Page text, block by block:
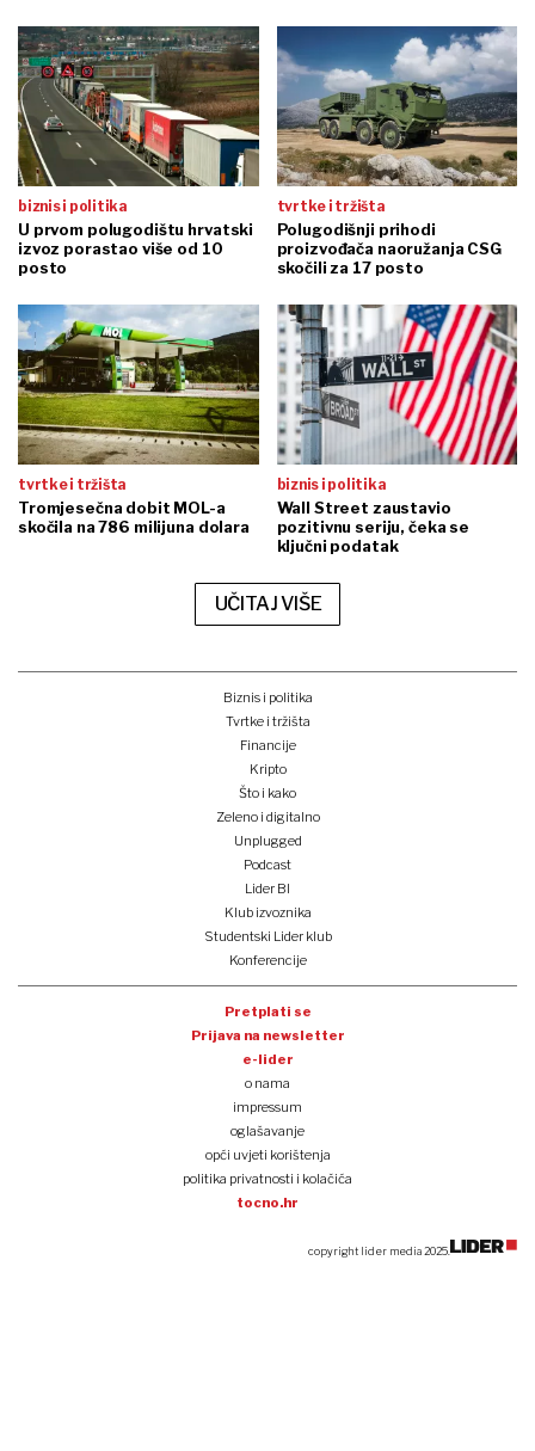
biznis i politika
U prvom polugodištu hrvatski
izvoz porastao više od 10
posto
tvrtke i tržišta
Polugodišnji prihodi
proizvođača naoružanja CSG
skočili za 17 posto
tvrtke i tržišta
Tromjesečna dobit MOL-a
skočila na 786 milijuna dolara
biznis i politika
Wall Street zaustavio
pozitivnu seriju, čeka se
ključni podatak
UČITAJ VIŠE
Biznis i politika
Tvrtke i tržišta
Financije
Kripto
Što i kako
Zeleno i digitalno
Unplugged
Podcast
Lider BI
Klub izvoznika
Studentski Lider klub
Konferencije
Pretplati se
Prijava na newsletter
e-lider
o nama
impressum
oglašavanje
opći uvjeti korištenja
politika privatnosti i kolačića
tocno.hr
copyright lider media 2025.